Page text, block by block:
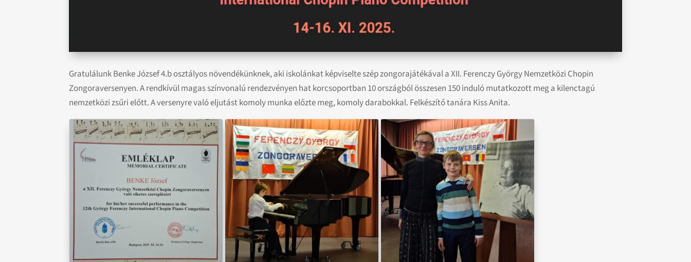
Gratulálunk Benke József 4.b osztályos növendékünknek, aki iskolánkat képviselte szép zongorajátékával a XII. Ferenczy György Nemzetközi Chopin
Zongoraversenyen. A rendkívül magas színvonalú rendezvényen hat korcsoportban 10 országból összesen 150 induló mutatkozott meg a kilenctagú
nemzetközi zsűri előtt. A versenyre való eljutást komoly munka előzte meg, komoly darabokkal. Felkészítő tanára Kiss Anita.